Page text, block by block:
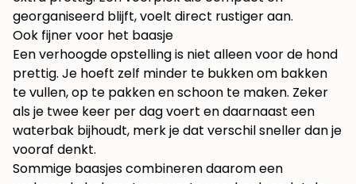
georganiseerd blijft, voelt direct rustiger aan.
Ook fijner voor het baasje
Een verhoogde opstelling is niet alleen voor de hond
prettig. Je hoeft zelf minder te bukken om bakken
te vullen, op te pakken en schoon te maken. Zeker
als je twee keer per dag voert en daarnaast een
waterbak bijhoudt, merk je dat verschil sneller dan je
vooraf denkt.
Sommige baasjes combineren daarom een